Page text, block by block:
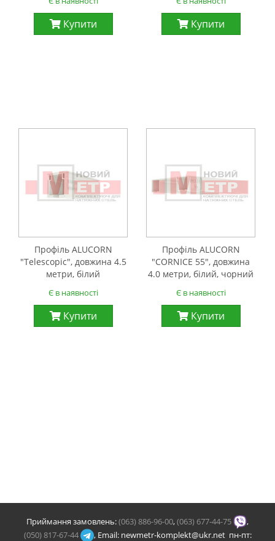
Купити Купити
Профіль ALUCORN
"Telescopic", довжина 4.5
метри, білий
Є в наявності
Купити
Профіль ALUCORN
"CORNICE 55", довжина
4.0 метри, білий, чорний
Є в наявності
Купити
Приймання замовлень:(063) 886-96-00,(063) 677-44-75
,
(050) 817-67-44
, Email: newmetr-komplekt@ukr.net пн-пт: